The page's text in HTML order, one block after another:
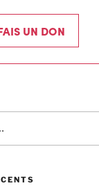
UN DON